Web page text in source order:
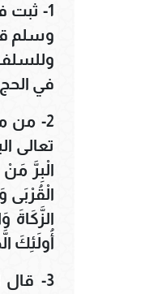
1- ثبت
وسلم
وللسلف
في
2- من
تعالى
الْبِرَّ
الْقُرْبَى
أُولَئِكَ
3-